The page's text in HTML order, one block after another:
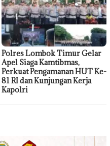
Polres Lombok Timur Gelar
Apel Siaga Kamtibmas,
Perkuat Pengamanan HUT Ke-
81 RI dan Kunjungan Kerja
Kapolri